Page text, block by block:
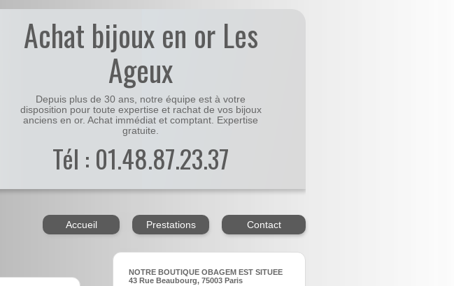
Achat bijoux en or Les
Ageux
Depuis plus de 30 ans, notre équipe est à votre
disposition pour toute expertise et rachat de vos bijoux
anciens en or. Achat immédiat et comptant. Expertise
gratuite.
Tél : 01.48.87.23.37
Accueil Prestations Contact
NOTRE BOUTIQUE OBAGEM EST SITUEE
43 Rue Beaubourg, 75003 Paris